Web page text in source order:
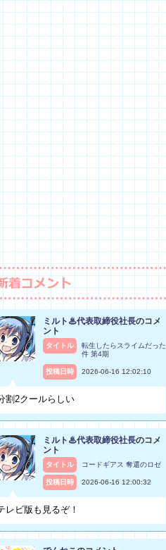
ミルト♨代表取締役社長のコメ
ント
タイトル
転生したらスライムだった
件 第4期
投稿日時 2026-06-16 12:02:10
割2クールらしい
ミルト♨代表取締役社長のコメ
ント
タイトル コードギアス 奪還のロゼ
投稿日時 2026-06-16 12:00:32
レビ版も見るぞ！